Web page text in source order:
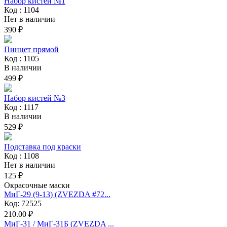
Код : 1104
Нет в наличии
390 ₽
Пинцет прямой
Код : 1105
В наличии
499 ₽
Набор кистей №3
Код : 1117
В наличии
529 ₽
Подставка под краски
Код : 1108
Нет в наличии
125 ₽
Окрасочные маски
МиГ-29 (9-13) (ZVEZDA #72...
Код: 72525
210.00 ₽
МиГ-31 / МиГ-31Б (ZVEZDA ...